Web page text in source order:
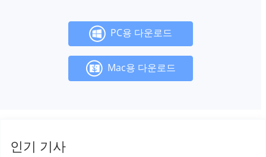
PC용 다운로드
Mac용 다운로드
인기 기사